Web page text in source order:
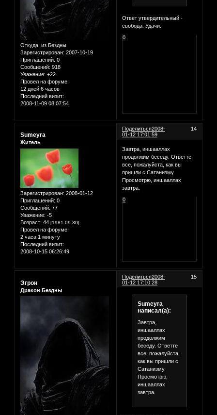
Откуда: из Бездны
Зарегистрирован: 2007-10-19
Приглашений: 0
Сообщений: 918
Уважение: +22
Провел на форуме:
12 дней 6 часов
Последний визит:
2008-11-09 08:07:54
Ответ утвердительный -
свобода. Удачи.
0
Поделиться 14
2008-
01-12 17:01:59
Sumeyra
Житель
Зарегистрирован: 2008-01-12
Приглашений: 0
Сообщений: 77
Уважение: -5
Возраст: 44 [1981-09-30]
Провел на форуме:
2 часа 1 минуту
Последний визит:
2008-10-15 06:26:49
Завтра, иншааллах
продолжим беседу. Ответте
все, пожалуйста, как вы
пришли с Сатанизму.
Просмотрю, иншааллах
завтра.
0
Поделиться 15
2008-
01-12 17:10:28
Эгрон
Дракон Бездны
Sumeyra
написал(а):
Завтра,
иншааллах
продолжим
беседу. Ответте
все, пожалуйста,
как вы пришли с
Сатанизму.
Просмотрю,
иншааллах
завтра.